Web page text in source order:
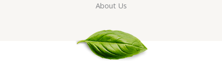
About Us